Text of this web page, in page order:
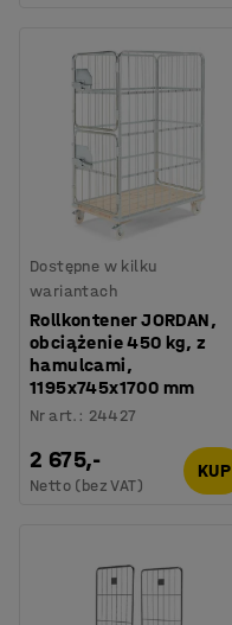
Dostępne w kilku
wariantach
Rollkontener JORDAN,
obciążenie 450 kg, z
hamulcami,
1195x745x1700 mm
Nr art. : 24427
2 675,-
Netto (bez VAT)
KUP